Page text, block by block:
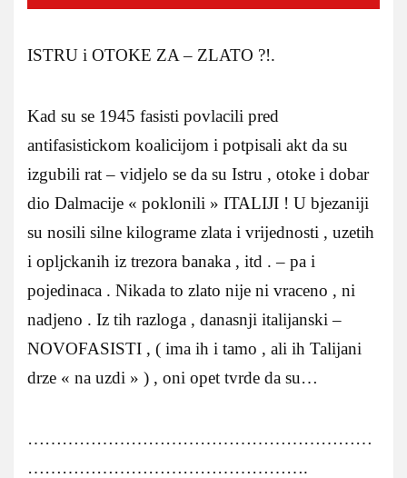
ISTRU i OTOKE ZA – ZLATO ?!.
Kad su se 1945 fasisti povlacili pred
antifasistickom koalicijom i potpisali akt da su
izgubili rat – vidjelo se da su Istru , otoke i dobar
dio Dalmacije « poklonili » ITALIJI ! U bjezaniji
su nosili silne kilograme zlata i vrijednosti , uzetih
i opljckanih iz trezora banaka , itd . – pa i
pojedinaca . Nikada to zlato nije ni vraceno , ni
nadjeno . Iz tih razloga , danasnji italijanski –
NOVOFASISTI , ( ima ih i tamo , ali ih Talijani
drze « na uzdi » ) , oni opet tvrde da su…
……………………………………………………
………………………………………….